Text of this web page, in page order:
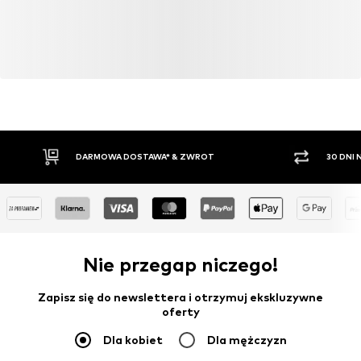
DARMOWA DOSTAWA* & ZWROT 30 DNI
Nie przegap niczego!
Zapisz się do newslettera i otrzymuj ekskluzywne
oferty
Dla kobiet Dla mężczyzn